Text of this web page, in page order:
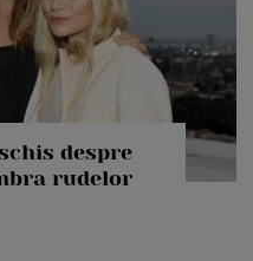
despre
rudelor